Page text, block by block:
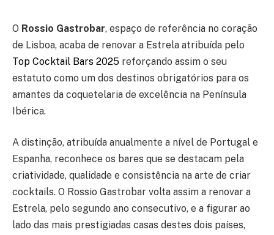
O Rossio Gastrobar, espaço de referência no coração
de Lisboa, acaba de renovar a Estrela atribuída pelo
Top Cocktail Bars 2025 reforçando assim o seu
estatuto como um dos destinos obrigatórios para os
amantes da coquetelaria de excelência na Península
Ibérica.
A distinção, atribuída anualmente a nível de Portugal e
Espanha, reconhece os bares que se destacam pela
criatividade, qualidade e consistência na arte de criar
cocktails. O Rossio Gastrobar volta assim a renovar a
Estrela, pelo segundo ano consecutivo, e a figurar ao
lado das mais prestigiadas casas destes dois países,